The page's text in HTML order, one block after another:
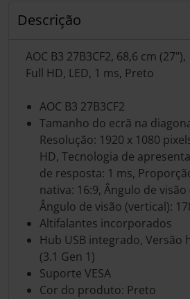
Descrição
AOC B3 27B3CF2, 68,6 cm
Full HD, LED, 1 ms, Preto
AOC B3 27B3CF2
Tamanho do ecrã na
Resolução: 1920 x 1080
HD, Tecnologia de
de resposta: 1 ms,
nativa: 16:9, Ângulo de
Ângulo de visão (vertical):
Altifalantes incorporados
Hub USB integrado, Versão
(3.1 Gen 1)
Suporte VESA
Cor do produto: Preto